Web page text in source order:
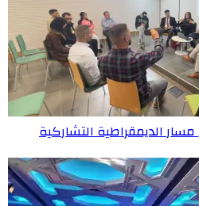
الديمقراطية التشاركية